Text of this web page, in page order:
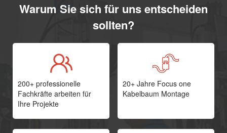
Warum Sie sich für uns entscheiden
sollten?
200+ professionelle
Fachkräfte arbeiten für
Ihre Projekte
20+ Jahre Focus one
Kabelbaum Montage